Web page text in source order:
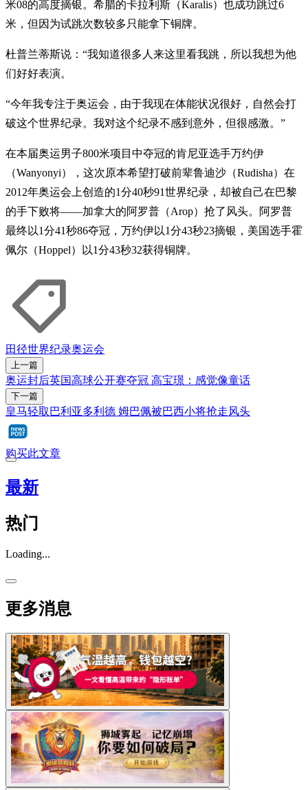
米08的高度摘银。希腊的卡拉利斯（Karalis）也成功跳过6
米，但因为试跳次数较多只能拿下铜牌。
杜普兰蒂斯说：“我知道很多人来这里看我跳，所以我想为他
们好好表演。
“今年我专注于奥运会，由于我现在体能状况很好，自然会打
破这个世界纪录。我对这个纪录不感到意外，但很感激。”
在本届奥运男子800米项目中夺冠的肯尼亚选手万约伊
（Wanyonyi），这次原本希望打破前辈鲁迪沙（Rudisha）在
2012年奥运会上创造的1分40秒91世界纪录，却被自己在巴黎
的手下败将——加拿大的阿罗普（Arop）抢了风头。阿罗普
最终以1分41秒86夺冠，万约伊以1分43秒23摘银，美国选手霍
佩尔（Hoppel）以1分43秒32获得铜牌。
田径世界纪录奥运会
上一篇
奥运封后英国高球公开赛夺冠 高宝璟：感觉像童话
下一篇
皇马轻取巴利亚多利德 姆巴佩被巴西小将抢走风头
购买此文章
最新
热门
Loading...
更多消息